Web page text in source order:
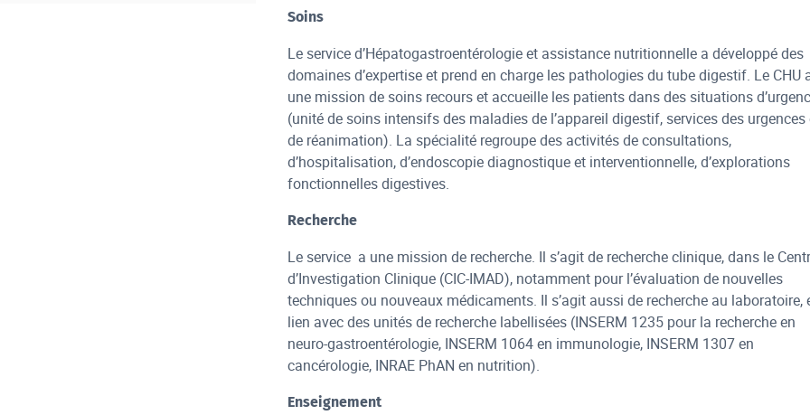
Soins
Le service d’Hépatogastroentérologie et assistance nutritionnelle a développé des
domaines d’expertise et prend en charge les pathologies du tube digestif. Le CHU
une mission de soins recours et accueille les patients dans des situations
(unité de soins intensifs des maladies de l’appareil digestif, services des urgences
de réanimation). La spécialité regroupe des activités de consultations,
d’hospitalisation, d’endoscopie diagnostique et interventionnelle, d’explorations
fonctionnelles digestives.
Recherche
Le service a une mission de recherche. Il s’agit de recherche clinique, dans le
d’Investigation Clinique (CIC-IMAD), notamment pour l’évaluation de nouvelles
techniques ou nouveaux médicaments. Il s’agit aussi de recherche au laboratoire,
lien avec des unités de recherche labellisées (INSERM 1235 pour la recherche en
neuro-gastroentérologie, INSERM 1064 en immunologie, INSERM 1307 en
cancérologie, INRAE PhAN en nutrition).
Enseignement